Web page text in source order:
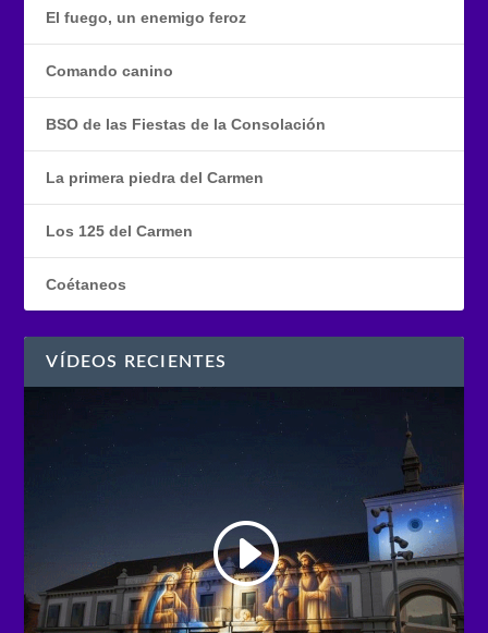
El fuego, un enemigo feroz
Comando canino
BSO de las Fiestas de la Consolación
La primera piedra del Carmen
Los 125 del Carmen
Coétaneos
VÍDEOS RECIENTES